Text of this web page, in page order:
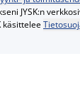
JYSK:n
käsittelee